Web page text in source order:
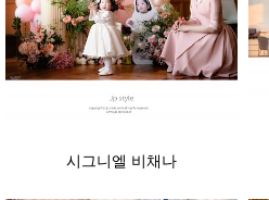
시그니엘 비채나